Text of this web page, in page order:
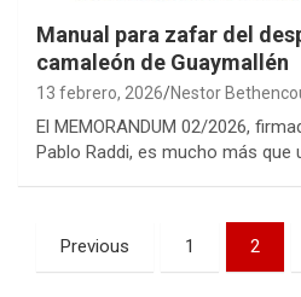
Manual para zafar del
camaleón de Guaymallén
13 febrero, 2026 Nestor
El MEMORANDUM 02/2026,
Pablo Raddi, es mucho más que
Paginación
de
Previous 1 2